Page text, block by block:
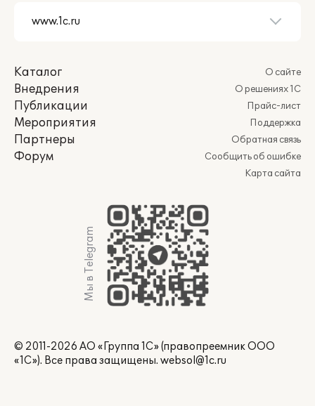
Каталог
Внедрения
Публикации
Мероприятия
Партнеры
Форум
О сайте
О решениях 1С
Прайс-лист
Поддержка
Обратная связь
Сообщить об ошибке
Карта сайта
Мы в Telegram
© 2011-2026 АО «Группа 1С» (правопреемник ООО
«1С»). Все права защищены. websol@1c.ru